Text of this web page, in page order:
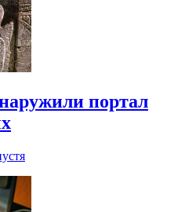
портал